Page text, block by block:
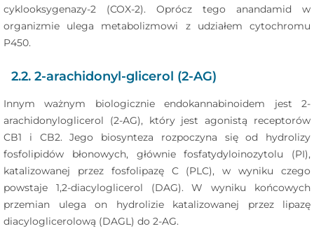
cyklooksygenazy-2 (COX-2). Oprócz tego anandamid w
organizmie ulega metabolizmowi z udziałem cytochromu
P450.
2.2. 2-arachidonyl-glicerol (2-AG)
Innym ważnym biologicznie endokannabinoidem jest 2-
arachidonyloglicerol (2-AG), który jest agonistą receptorów
CB1 i CB2. Jego biosynteza rozpoczyna się od hydrolizy
fosfolipidów błonowych, głównie fosfatydyloinozytolu (PI),
katalizowanej przez fosfolipazę C (PLC), w wyniku czego
powstaje 1,2-diacyloglicerol (DAG). W wyniku końcowych
przemian ulega on hydrolizie katalizowanej przez lipazę
diacyloglicerolową (DAGL) do 2-AG.